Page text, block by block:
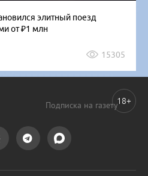
элитный поезд
от ₽1 млн
15305
Подписка на газету18+